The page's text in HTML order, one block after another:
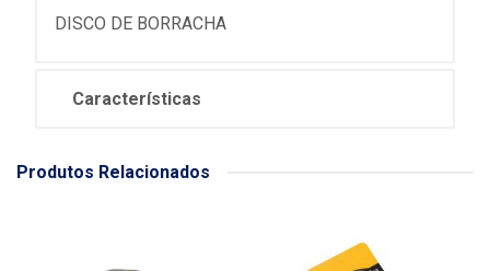
DISCO DE BORRACHA
Características
Produtos Relacionados